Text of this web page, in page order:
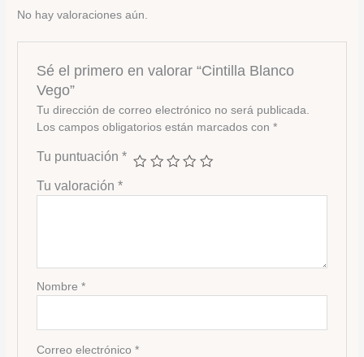
No hay valoraciones aún.
Sé el primero en valorar “Cintilla Blanco
Vego”
Tu dirección de correo electrónico no será publicada.
Los campos obligatorios están marcados con *
Tu puntuación *
Tu valoración *
Nombre *
Correo electrónico *